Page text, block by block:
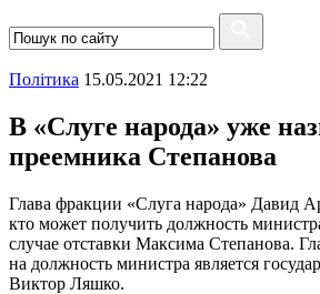
Полiтика 15.05.2021 12:22
В «Слуге народа» уже
преемника Степанова
Глава фракции «Слуга народа» Давид
кто может получить должность
случае отставки Максима Степанова.
на должность министра является
Виктор Ляшко.